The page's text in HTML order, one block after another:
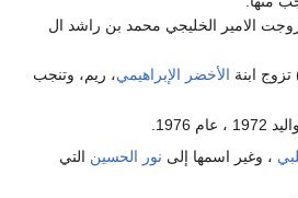
(مواليد 1972)تزوجت الامير الخليجي محمد بن راشد ال
الأخضر الإبراهيمي، ريم، وتنجب
1976.
، وغير اسمها إلى نور الحسين التي